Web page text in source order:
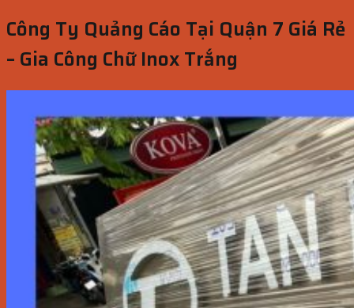
Công Ty Quảng Cáo Tại Quận 7 Giá Rẻ
– Gia Công Chữ Inox Trắng